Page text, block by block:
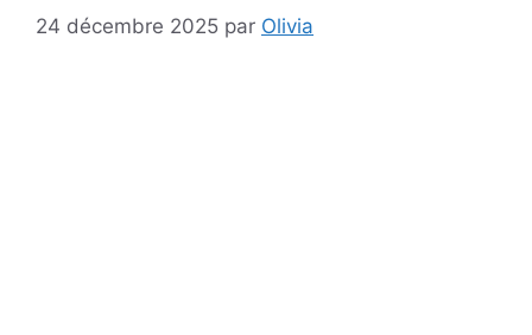
24 décembre 2025 par Olivia